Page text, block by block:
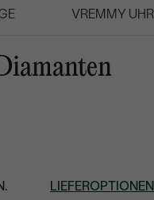
VREMMY UHR
LIEFEROPTIONEN